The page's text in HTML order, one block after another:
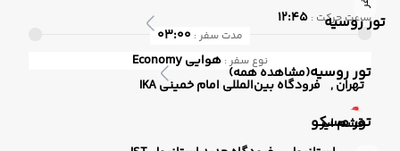
تور روسیه
تور روسیه(مشاهده همه)
تور مسکو
ساعت حرکت : 12:45
مدت سفر : 03:00
نوع سفر : هوایی
تهران , فرودگاه بین‌المللی امام خمینی IKA
قشم ایر